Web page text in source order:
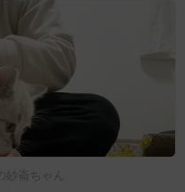
紗崙ちゃん